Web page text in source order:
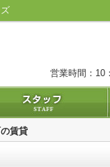
営業時間：10
賃貸